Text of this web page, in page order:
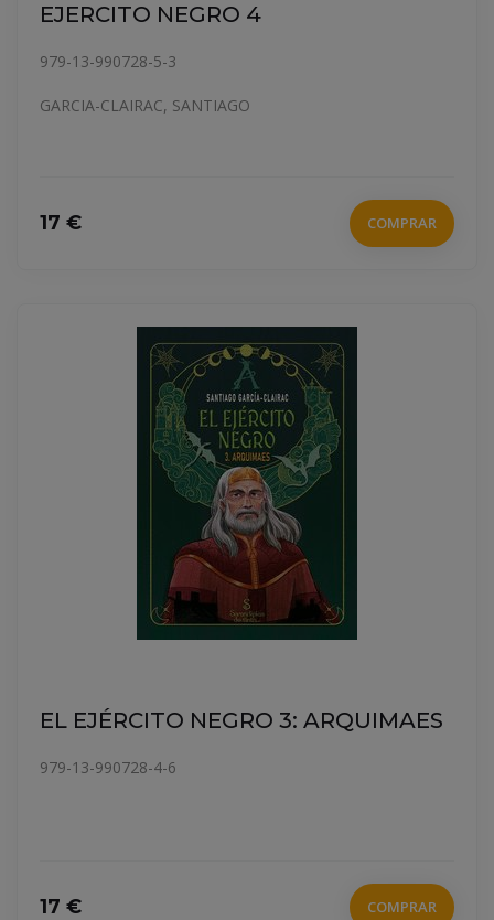
EJERCITO NEGRO 4
979-13-990728-5-3
GARCIA-CLAIRAC, SANTIAGO
17 € COMPRAR
EL EJÉRCITO NEGRO 3: ARQUIMAES
979-13-990728-4-6
17 € COMPRAR